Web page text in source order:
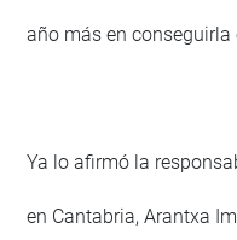
año más en
Ya lo afirmó la
en Cantabria, Arantxa